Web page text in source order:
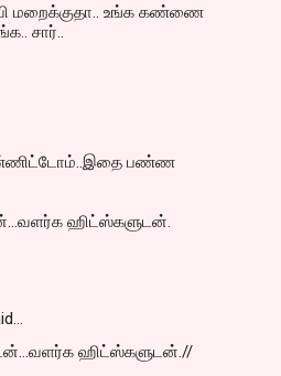
மறைக்குதா.. உங்க கண்ணை
சார்..
பண்ண
ஹிட்ஸ்களுடன்.
ஹிட்ஸ்களுடன்.//